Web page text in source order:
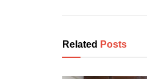
Related Posts